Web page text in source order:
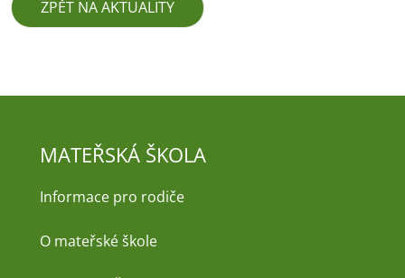
ZPĚT NA AKTUALITY
MATEŘSKÁ ŠKOLA
Informace pro rodiče
O mateřské škole